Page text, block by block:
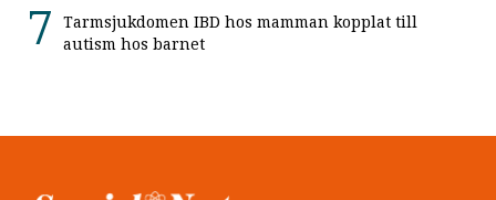
Tarmsjukdomen IBD hos mamman kopplat till
autism hos barnet